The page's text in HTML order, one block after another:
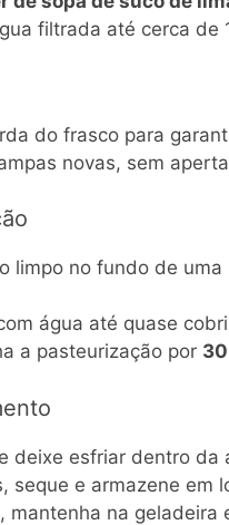
filtrada até cerca de
do frasco para
novas, sem
limpo no fundo de
água até quase
a pasteurização por
deixe esfriar dentro da
seque e armazene em
mantenha na geladeira